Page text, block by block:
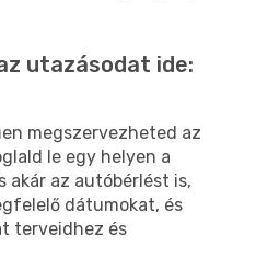
utazásodat ide:
megszervezheted az
le egy helyen a
akár az autóbérlést is,
dátumokat, és
terveidhez és